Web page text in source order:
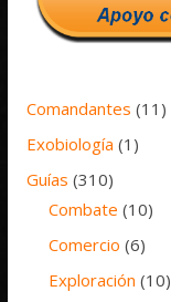
Comandantes (11)
Exobiología (1)
Guías (310)
Combate (10)
Comercio (6)
Exploración (10)